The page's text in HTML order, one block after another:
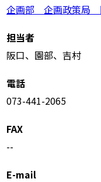
企画部 企画政策局
担当者
阪口、園部、吉村
電話
073-441-2065
FAX
--
E-mail